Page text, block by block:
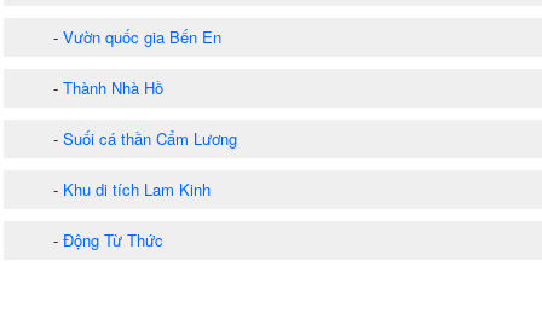
- Vườn quốc gia Bến En
- Thành Nhà Hồ
- Suối cá thần Cẩm Lương
- Khu di tích Lam Kinh
- Động Từ Thức